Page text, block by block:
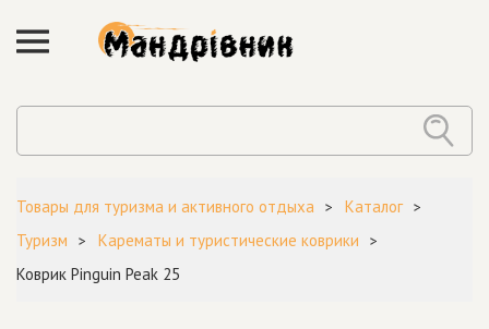
Товары для туризма и активного отдыха
Каталог
Туризм
Карематы и туристические коврики
Коврик Pinguin Peak 25